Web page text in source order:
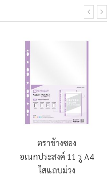
ตราช้างซอง
อเนกประสงค์ 11 รู A4
ใสแถบม่วง